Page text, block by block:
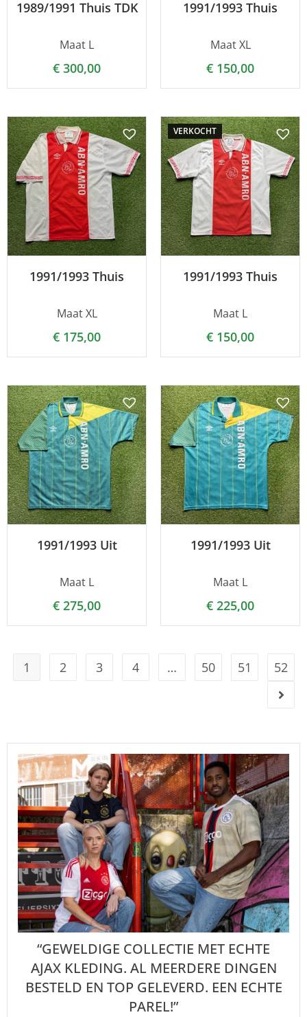
1989/1991 Thuis TDK
Maat L
€ 300,00
1991/1993 Thuis
Maat XL
€ 150,00
1991/1993 Thuis
Maat XL
€ 175,00
VERKOCHT
1991/1993 Thuis
Maat L
€ 150,00
1991/1993 Uit
Maat L
€ 275,00
1991/1993 Uit
Maat L
€ 225,00
1 2 3 4 … 50 51 52
“GEWELDIGE COLLECTIE MET ECHTE
AJAX KLEDING. AL MEERDERE DINGEN
BESTELD EN TOP GELEVERD. EEN ECHTE
PAREL!”